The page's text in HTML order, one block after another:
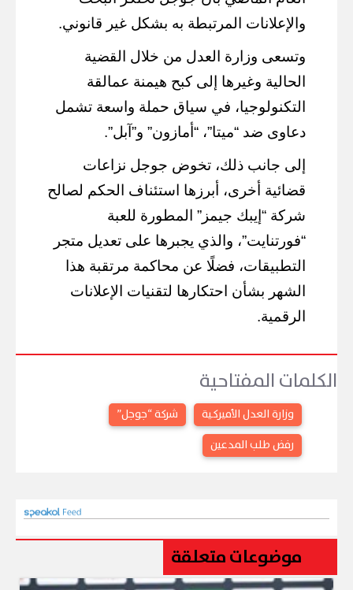
والإعلانات المرتبطة به بشكل غير قانوني.
وتسعى وزارة العدل من خلال القضية
الحالية وغيرها إلى كبح هيمنة عمالقة
التكنولوجيا، في سياق حملة واسعة تشمل
دعاوى ضد “ميتا”، “أمازون” و”آبل”.
إلى جانب ذلك، تخوض جوجل نزاعات
قضائية أخرى، أبرزها استئناف الحكم لصالح
شركة “إيبك جيمز” المطورة للعبة
“فورتنايت”، والذي يجبرها على تعديل متجر
التطبيقات، فضلًا عن محاكمة مرتقبة هذا
الشهر بشأن احتكارها لتقنيات الإعلانات
الرقمية.
الكلمات المفتاحية
وزارة العدل الأميركية
شركة “جوجل”
رفض طلب المدعين
موضوعات متعلقة